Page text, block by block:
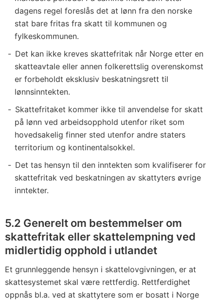
dagens regel foreslås det at lønn fra den norske
stat bare fritas fra skatt til kommunen og
fylkeskommunen.
Det kan ikke kreves skattefritak når Norge etter en
skatteavtale eller annen folkerettslig overenskomst
er forbeholdt eksklusiv beskatningsrett til
lønnsinntekten.
Skattefritaket kommer ikke til anvendelse for skatt
på lønn ved arbeidsopphold utenfor riket som
hovedsakelig finner sted utenfor andre staters
territorium og kontinentalsokkel.
Det tas hensyn til den inntekten som kvalifiserer for
skattefritak ved beskatningen av skattyters øvrige
inntekter.
5.2 Generelt om bestemmelser om
skattefritak eller skattelempning ved
midlertidig opphold i utlandet
Et grunnleggende hensyn i skattelovgivningen, er at
skattesystemet skal være rettferdig. Rettferdighet
oppnås bl.a. ved at skattytere som er bosatt i Norge